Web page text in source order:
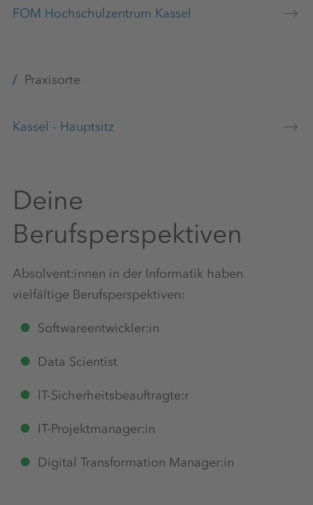
FOM Hochschulzentrum Kassel
Praxisorte
Kassel - Hauptsitz
Deine
Berufsperspektiven
Absolvent:innen in der Informatik haben
vielfältige Berufsperspektiven:
Softwareentwickler:in
Data Scientist
IT-Sicherheitsbeauftragte:r
IT-Projektmanager:in
Digital Transformation Manager:in